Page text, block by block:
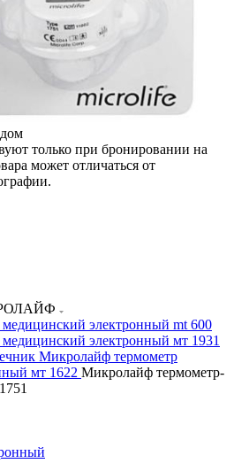
только при бронировании на
может отличаться от
электронный mt 600
электронный мт 1931
Микролайф термометр
мт 1622 Микролайф термометр-